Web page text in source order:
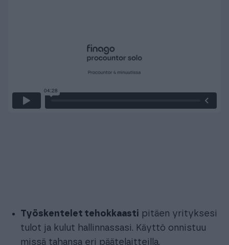
Työskentelet tehokkaasti pitäen yrityksesi
tulot ja kulut hallinnassasi. Käyttö onnistuu
missä tahansa eri päätelaitteilla.